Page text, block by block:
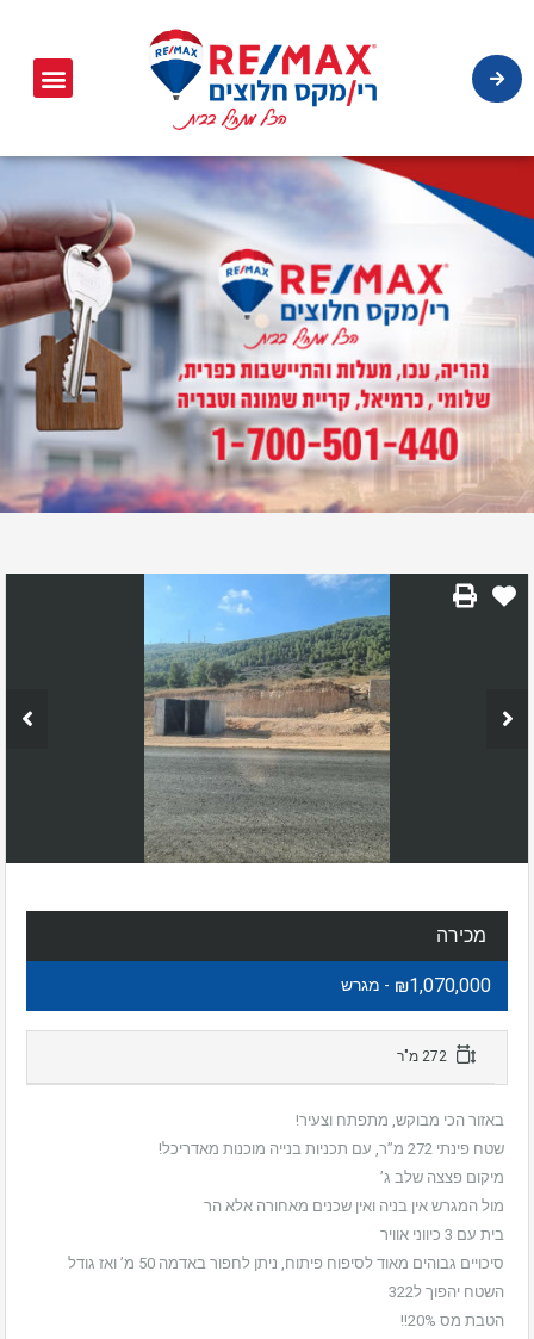
מכירה
₪1,070,000 - מגרש
באזור הכי מבוקש, מתפתח וצעיר!
שטח פינתי 272 מ”ר, עם תכניות בנייה מוכנות מאדריכל!
מיקום פצצה שלב ג’
מול המגרש אין בניה ואין שכנים מאחורה אלא הר
בית עם 3 כיווני אוויר
סיכויים גבוהים מאוד לסיפוח פיתוח, ניתן לחפור באדמה 50 מ’ ואז גודל
השטח יהפוך ל322
הטבת מס 20%!!